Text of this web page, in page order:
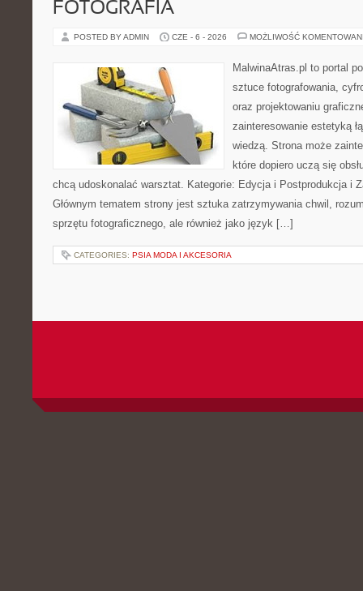
FOTOGRAFIA
POSTED BY ADMIN CZE - 6 - 2026 MOŻLIWOŚĆ
MalwinaAtras.pl to portal
sztuce fotografowania,
oraz projektowaniu
zainteresowanie estetyką
wiedzą. Strona może
które dopiero uczą się
chcą udoskonalać warsztat. Kategorie: Edycja i Postprodukcja i
Głównym tematem strony jest sztuka zatrzymywania chwil,
sprzętu fotograficznego, ale również jako język […]
CATEGORIES: PSIA MODA I AKCESORIA